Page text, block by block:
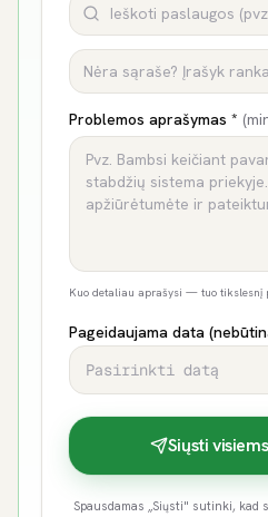
Problemos aprašymas *
Kuo detaliau aprašysi — tuo tikslesnį
Pageidaujama data
Pasirinkti datą
Siųsti
Spausdamas „Siųsti" sutinki,